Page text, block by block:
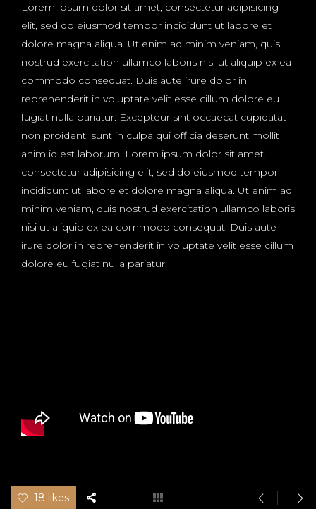
Lorem ipsum dolor sit amet, consectetur adipisicing
elit, sed do eiusmod tempor incididunt ut labore et
dolore magna aliqua. Ut enim ad minim veniam, quis
nostrud exercitation ullamco laboris nisi ut aliquip ex ea
commodo consequat. Duis aute irure dolor in
reprehenderit in voluptate velit esse cillum dolore eu
fugiat nulla pariatur. Excepteur sint occaecat cupidatat
non proident, sunt in culpa qui officia deserunt mollit
anim id est laborum. Lorem ipsum dolor sit amet,
consectetur adipisicing elit, sed do eiusmod tempor
incididunt ut labore et dolore magna aliqua. Ut enim ad
minim veniam, quis nostrud exercitation ullamco laboris
nisi ut aliquip ex ea commodo consequat. Duis aute
irure dolor in reprehenderit in voluptate velit esse cillum
dolore eu fugiat nulla pariatur.
18 likes